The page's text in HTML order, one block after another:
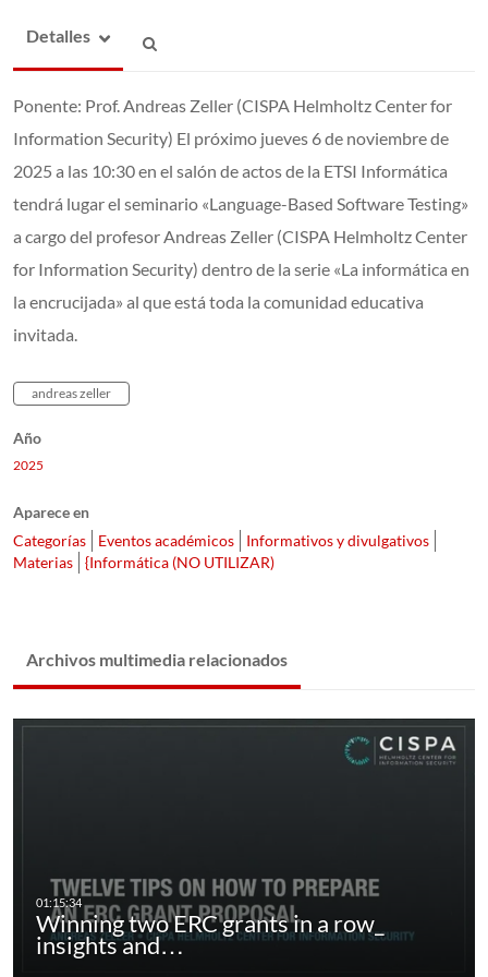
Detalles
Ponente: Prof. Andreas Zeller (CISPA Helmholtz Center for
Information Security) El próximo jueves 6 de noviembre de
2025 a las 10:30 en el salón de actos de la ETSI Informática
tendrá lugar el seminario «Language-Based Software Testing»
a cargo del profesor Andreas Zeller (CISPA Helmholtz Center
for Information Security) dentro de la serie «La informática en
la encrucijada» al que está toda la comunidad educativa
invitada.
andreas zeller
Año
2025
Aparece en
Categorías
Eventos académicos
Informativos y divulgativos
Materias
{Informática (NO UTILIZAR)
Archivos multimedia relacionados
Winning two ERC grants in a row_
insights and…